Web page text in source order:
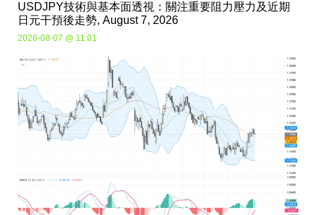
USDJPY技術與基本面透視：關注重要阻力壓力及近期
日元干預後走勢, August 7, 2026
2026-08-07 @ 11:01